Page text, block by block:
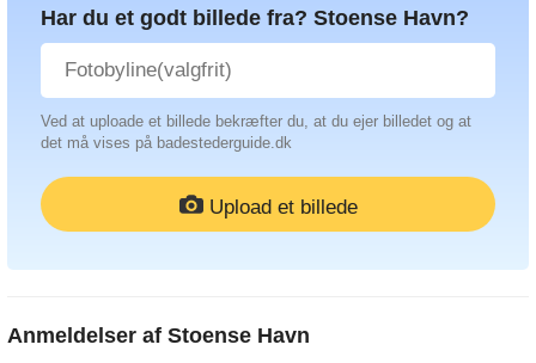
Har du et godt billede fra? Stoense Havn?
Ved at uploade et billede bekræfter du, at du ejer billedet og at
det må vises på badestederguide.dk
Upload et billede
Anmeldelser af Stoense Havn